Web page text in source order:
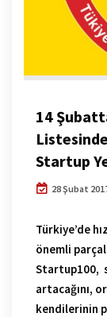
14
Startup
28 Şubat
Türkiye’de
önemli
Startup100,
artacağını,
kendilerinin